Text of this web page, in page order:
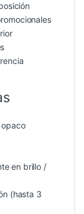
opaco
en brillo /
(hasta 3